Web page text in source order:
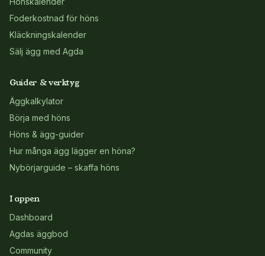
Foderkostnad för höns
Kläckningskalender
Sälj ägg med Agda
Guider & verktyg
Äggkalkylator
Börja med höns
Höns & ägg-guider
Hur många ägg lägger en höna?
Nybörjarguide – skaffa höns
I appen
Dashboard
Agdas äggbod
Community